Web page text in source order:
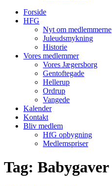
Forside
HFG
Nyt om medlemmerne
Juleudsmykning
Historie
Vores medlemmer
Vores Jægersborg
Gentoftegade
Hellerup
Ordrup
Vangede
Kalender
Kontakt
Bliv medlem
HfG opbygning
Medlemspriser
Tag: Babygaver